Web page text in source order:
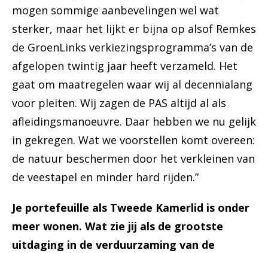
mogen sommige aanbevelingen wel wat
sterker, maar het lijkt er bijna op alsof Remkes
de GroenLinks verkiezingsprogramma’s van de
afgelopen twintig jaar heeft verzameld. Het
gaat om maatregelen waar wij al decennialang
voor pleiten. Wij zagen de PAS altijd al als
afleidingsmanoeuvre. Daar hebben we nu gelijk
in gekregen. Wat we voorstellen komt overeen:
de natuur beschermen door het verkleinen van
de veestapel en minder hard rijden.”
Je portefeuille als Tweede Kamerlid is onder
meer wonen. Wat zie jij als de grootste
uitdaging in de verduurzaming van de